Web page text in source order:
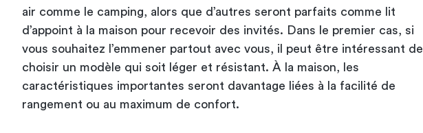
air comme le camping, alors que d’autres seront parfaits comme
lit
d’appoint à la maison pour recevoir des invités. Dans le premier cas, si
vous souhaitez l’emmener partout avec vous, il peut être intéressant de
choisir un modèle qui soit léger et résistant. À la maison, les
caractéristiques importantes seront davantage liées à la facilité de
rangement ou au maximum de confort.